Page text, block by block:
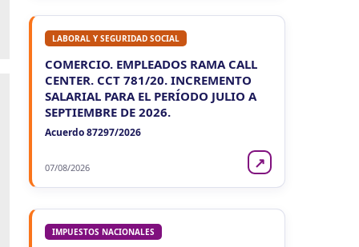
LABORAL Y SEGURIDAD SOCIAL
COMERCIO. EMPLEADOS RAMA CALL
CENTER. CCT 781/20. INCREMENTO
SALARIAL PARA EL PERÍODO JULIO A
SEPTIEMBRE DE 2026.
Acuerdo 87297/2026
07/08/2026 ↗
IMPUESTOS NACIONALES